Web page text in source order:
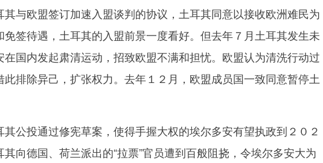
欧盟签订加速入盟谈判的协议，土耳其同意以接收欧洲难民为
签待遇，土耳其的入盟前景一度看好。但去年７月土耳其发生未
国内发起肃清运动，招致欧盟不满和担忧。欧盟认为清洗行动过
此排除异己，扩张权力。去年１２月，欧盟成员国一致同意暂停土
投通过修宪草案，使得手握大权的埃尔多安有望执政到２０２
其向德国、荷兰派出的“拉票”官员遭到百般阻挠，令埃尔多安大为